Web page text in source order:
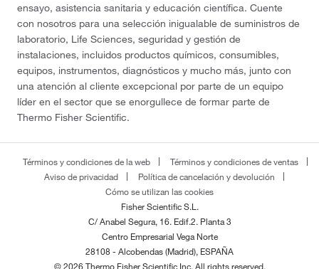
ensayo, asistencia sanitaria y educación científica. Cuente
con nosotros para una selección inigualable de suministros de
laboratorio, Life Sciences, seguridad y gestión de
instalaciones, incluidos productos químicos, consumibles,
equipos, instrumentos, diagnósticos y mucho más, junto con
una atención al cliente excepcional por parte de un equipo
líder en el sector que se enorgullece de formar parte de
Thermo Fisher Scientific.
Términos y condiciones de la web
Términos y condiciones de ventas
Aviso de privacidad
Política de cancelación y devolución
Cómo se utilizan las cookies
Fisher Scientific S.L.
C/ Anabel Segura, 16. Edif.2. Planta 3
Centro Empresarial Vega Norte
28108 - Alcobendas (Madrid), ESPAÑA
© 2026 Thermo Fisher Scientific Inc. All rights reserved.